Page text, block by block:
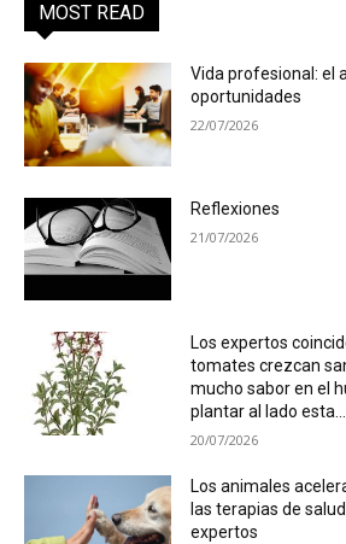
MOST READ
Vida profesional: el
oportunidades
22/07/2026
Reflexiones
21/07/2026
Los expertos
tomates crezcan
mucho sabor en el
plantar al lado esta...
20/07/2026
Los animales
las terapias de
expertos